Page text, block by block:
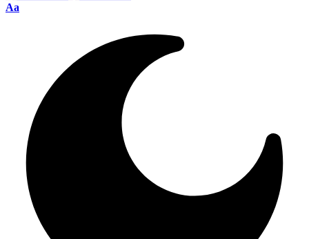
Font
Aa